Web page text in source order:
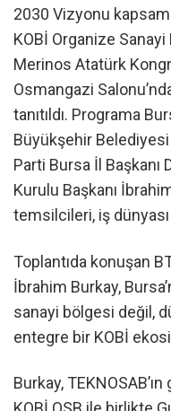
2030 Vizyonu
KOBİ Organize
Merinos Atatürk
Osmangazi
tanıtıldı. Programa
Büyükşehir Belediyesi
Parti Bursa İl Başkanı
Kurulu Başkanı
temsilcileri, iş dünyası
Toplantıda konuşan
İbrahim Burkay,
sanayi bölgesi değil,
entegre bir KOBİ
Burkay,